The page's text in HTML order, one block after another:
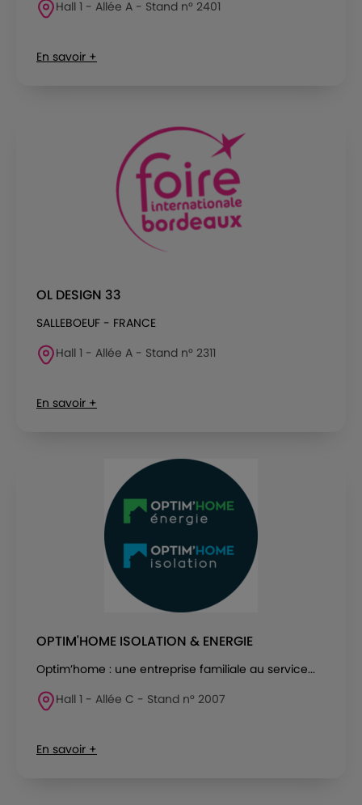
Hall 1 - Allée A - Stand n° 2401
En savoir +
OL DESIGN 33
SALLEBOEUF - FRANCE
Hall 1 - Allée A - Stand n° 2311
En savoir +
OPTIM'HOME ISOLATION & ENERGIE
Optim’home : une entreprise familiale au service...
Hall 1 - Allée C - Stand n° 2007
En savoir +